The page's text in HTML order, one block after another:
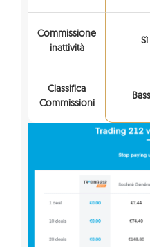
Commissione
inattività
Sì
Classifica
Commissioni